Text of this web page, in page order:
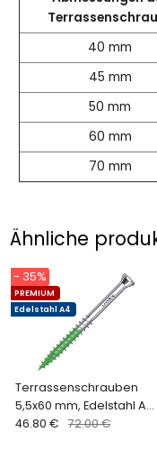
40 mm
45 mm
50 mm
60 mm
70 mm
Ähnliche
Terrassenschrauben
5,5x60 mm, Edelstahl A4,
Grünes Wachs (200 Stk.
PREMIUM
Edelstahl A4
- 35%
46.80 € 72.00 €